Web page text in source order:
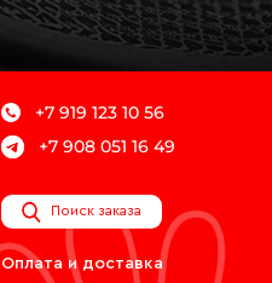
+7 919 123 10 56
+7 908 051 16 49
Поиск заказа
Оплата и доставка